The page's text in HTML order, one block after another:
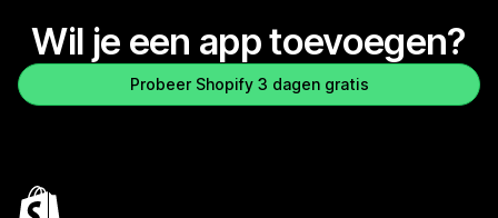
Wil je een app toevoegen?
Probeer Shopify 3 dagen gratis